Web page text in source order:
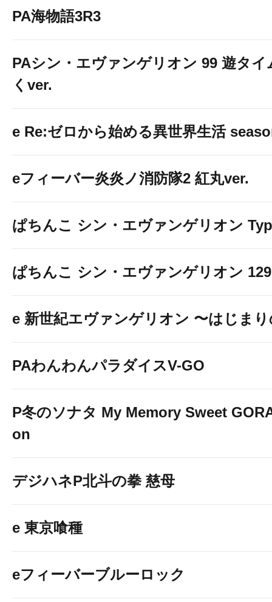
PA海物語3R3
PAシン・エヴァンゲリオン 99 遊タイ
くver.
e Re:ゼロから始める異世界生活
eフィーバー炎炎ノ消防隊2 紅丸ver.
ぱちんこ シン・エヴァンゲリオン
ぱちんこ シン・エヴァンゲリオン
e 新世紀エヴァンゲリオン 〜はじま
PAわんわんパラダイスV-GO
P冬のソナタ My Memory Sweet
on
デジハネP北斗の拳 慈母
e 東京喰種
eフィーバーブルーロック